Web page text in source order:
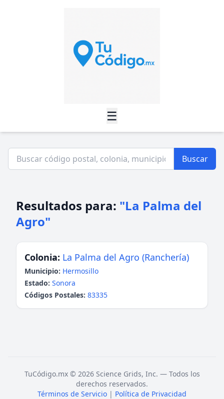
☰
Buscar
Resultados para: "La Palma del
Agro"
Colonia: La Palma del Agro (Ranchería)
Municipio: Hermosillo
Estado: Sonora
Códigos Postales: 83335
TuCódigo.mx © 2026 Science Grids, Inc. — Todos los
derechos reservados.
Términos de Servicio | Política de Privacidad